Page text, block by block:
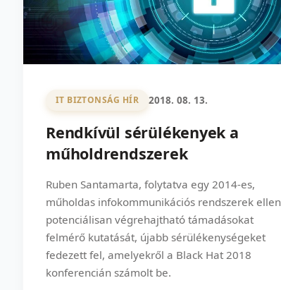
IT BIZTONSÁG HÍR 2018. 08. 13.
Rendkívül sérülékenyek a
műholdrendszerek
Ruben Santamarta, folytatva egy 2014-es,
műholdas infokommunikációs rendszerek ellen
potenciálisan végrehajtható támadásokat
felmérő kutatását, újabb sérülékenységeket
fedezett fel, amelyekről a Black Hat 2018
konferencián számolt be.